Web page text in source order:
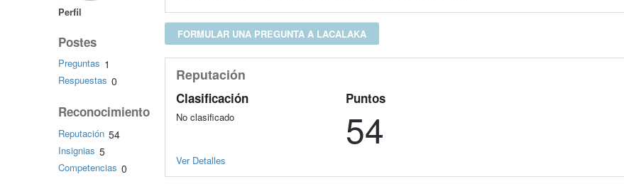
Perfil
Postes
Preguntas 1
Respuestas 0
Reconocimiento
Reputación 54
Insignias 5
Competencias 0
FORMULAR UNA PREGUNTA A LACALAKA
Reputación
Clasificación
No clasificado
Puntos
54
Ver Detalles